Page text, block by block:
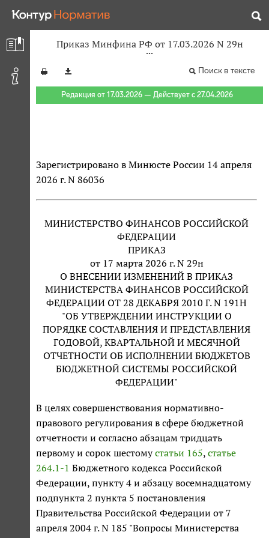
Приказ Минфина РФ от 17.03.2026 N 29н
Поиск в тексте
Редакция от 17.03.2026 — Действует с 27.04.2026
Зарегистрировано в Минюсте России 14 апреля
2026 г. N 86036
МИНИСТЕРСТВО ФИНАНСОВ РОССИЙСКОЙ
ФЕДЕРАЦИИ
ПРИКАЗ
от 17 марта 2026 г. N 29н
О ВНЕСЕНИИ ИЗМЕНЕНИЙ В ПРИКАЗ
МИНИСТЕРСТВА ФИНАНСОВ РОССИЙСКОЙ
ФЕДЕРАЦИИ ОТ 28 ДЕКАБРЯ 2010 Г. N 191Н
"ОБ УТВЕРЖДЕНИИ ИНСТРУКЦИИ О
ПОРЯДКЕ СОСТАВЛЕНИЯ И ПРЕДСТАВЛЕНИЯ
ГОДОВОЙ, КВАРТАЛЬНОЙ И МЕСЯЧНОЙ
ОТЧЕТНОСТИ ОБ ИСПОЛНЕНИИ БЮДЖЕТОВ
БЮДЖЕТНОЙ СИСТЕМЫ РОССИЙСКОЙ
ФЕДЕРАЦИИ"
В целях совершенствования нормативно-
правового регулирования в сфере бюджетной
отчетности и согласно абзацам тридцать
первому и сорок шестомустатьи 165, статье
264.1-1 Бюджетного кодекса Российской
Федерации, пункту 4 и абзацу восемнадцатому
подпункта 2 пункта 5 постановления
Правительства Российской Федерации от 7
апреля 2004 г. N 185 "Вопросы Министерства